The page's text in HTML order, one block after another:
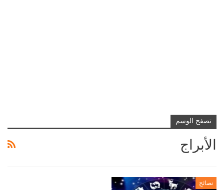
تصفح الوسم
الأبراج
نصائح